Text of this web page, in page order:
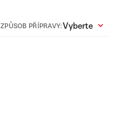
ZPŮSOB PŘÍPRAVY:Vyberte